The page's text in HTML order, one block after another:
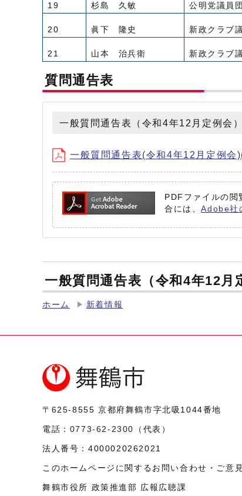
19 杉島 久敏 公明党議員団
20 眞下 隆史 新政クラブ
21 山本 治兵衛 新政クラブ
質問通告表
一般質問通告表（令和4年12月定例会）
一般質問通告表(令和4年12月定例
PDFファイルの
合には、Adobe社
一般質問通告表（令和4年12月
ホーム 新着情報
〒625-8555 京都府舞鶴市字北吸1044番地
電話： 0773-62-2300 （代表）
法人番号： 4000020262021
このホームページに関するお問い合わせ・ご意
舞鶴市役所 政策推進部 広報広聴課